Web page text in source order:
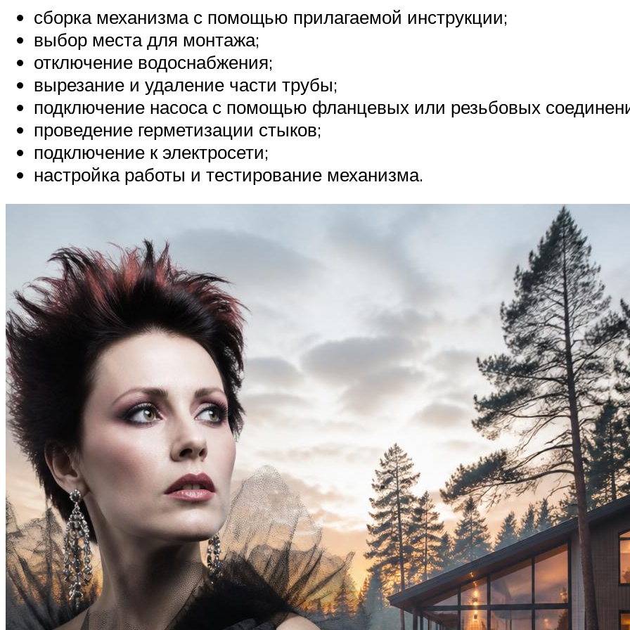
сборка механизма с помощью прилагаемой инструкции;
выбор места для монтажа;
отключение водоснабжения;
вырезание и удаление части трубы;
подключение насоса с помощью фланцевых или резьбовых
проведение герметизации стыков;
подключение к электросети;
настройка работы и тестирование механизма.